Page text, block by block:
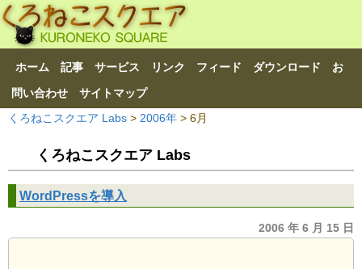
ホーム 記事 サービス リンク フィード ダウンロード お
問い合わせ サイトマップ
くろねこスクエア Labs > 2006年 > 6月
くろねこスクエア Labs
WordPressを導入
2006 年 6 月 15 日